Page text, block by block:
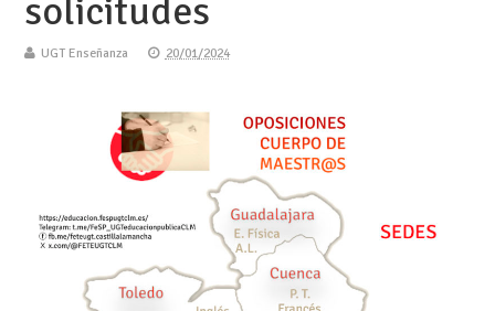
solicitudes
UGT Enseñanza 20/01/2024